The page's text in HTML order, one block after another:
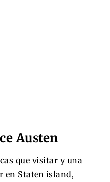
Austen
que visitar y una
en Staten island,